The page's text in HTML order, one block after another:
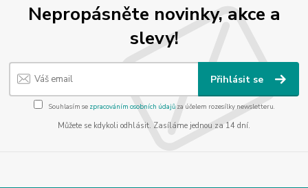
Nepropásněte novinky, akce a
slevy!
Přihlásit se
Souhlasím se zpracováním osobních údajůza účelem rozesílky newsletteru.
Můžete se kdykoli odhlásit. Zasíláme jednou za 14 dní.